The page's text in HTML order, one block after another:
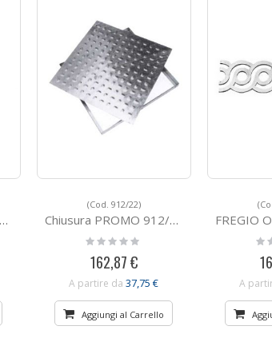
(Cod. 912/22)
Chiusura PROMO 912/22
Rating:
0%
162,87 €
A partire da 37,75 €
Aggiungi al Carrello
FREGIO
0%
A